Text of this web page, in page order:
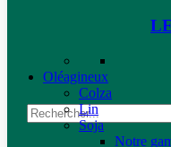
Oléagineux
Colza
Lin
Soja
Notre